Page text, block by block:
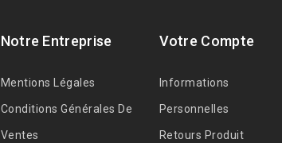
Notre Entreprise
Mentions Légales
Conditions Générales De
Ventes
Votre Compte
Informations
Personnelles
Retours Produit